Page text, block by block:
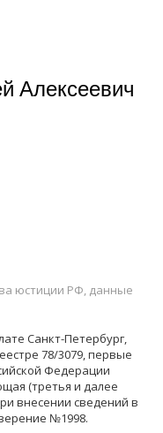
Алексеевич
юстиции РФ, данные
Санкт-Петербург,
78/3079, первые
Федерации
(третья и далее
внесении сведений в
№1998.